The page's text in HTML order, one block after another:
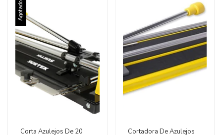
Agotado
Corta Azulejos De 20
Cortadora De Azulejos